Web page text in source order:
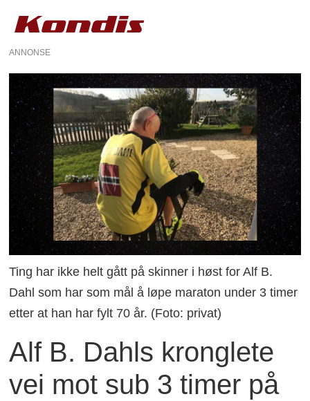
ANNONSE
Ting har ikke helt gått på skinner i høst for Alf B.
Dahl som har som mål å løpe maraton under 3 timer
etter at han har fylt 70 år. (Foto: privat)
Alf B. Dahls kronglete
vei mot sub 3 timer på